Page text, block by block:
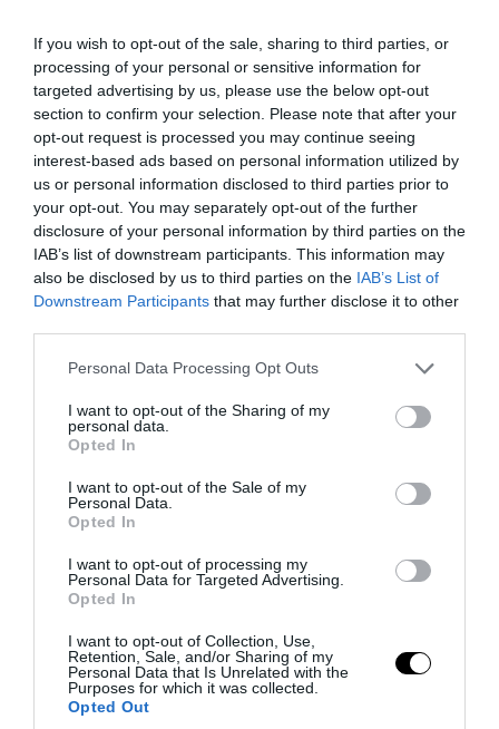
If you wish to opt-out of the sale, sharing to third parties, or
processing of your personal or sensitive information for
targeted advertising by us, please use the below opt-out
section to confirm your selection. Please note that after your
opt-out request is processed you may continue seeing
interest-based ads based on personal information utilized by
us or personal information disclosed to third parties prior to
your opt-out. You may separately opt-out of the further
disclosure of your personal information by third parties on the
IAB’s list of downstream participants. This information may
also be disclosed by us to third parties on the IAB’s List of
Downstream Participants that may further disclose it to other
Please note that this website/app uses one or more Google
not limited to your visit or usage behaviour. You may click to
grant or deny consent to Google and its third-party tags to
use your data for below specified purposes in below Google
consent section.
Personal Data Processing Opt Outs
I want to opt-out of the Sharing of my
personal data.
Opted In
I want to opt-out of the Sale of my
Personal Data.
Opted In
I want to opt-out of processing my
Personal Data for Targeted Advertising.
Opted In
I want to opt-out of Collection, Use,
Retention, Sale, and/or Sharing of my
Personal Data that Is Unrelated with the
Purposes for which it was collected.
Opted Out
PRONEWS.GR /GOOD LIFE
Το λάθος που κάνουν πολλοί: Πότε
χρησιμοποιείται το «ό,τι» και σε ποιες
περιπτώσεις το «ότι»
PRONEWS.GR /GOOD LIFE
Έχετε αναρωτηθεί; – Γιατί συνήθως δεν